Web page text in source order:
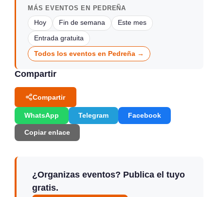
MÁS EVENTOS EN PEDREÑA
Hoy Fin de semana Este mes
Entrada gratuita
Todos los eventos en Pedreña →
Compartir
Compartir
WhatsApp Telegram Facebook
Copiar enlace
¿Organizas eventos? Publica el tuyo
gratis.